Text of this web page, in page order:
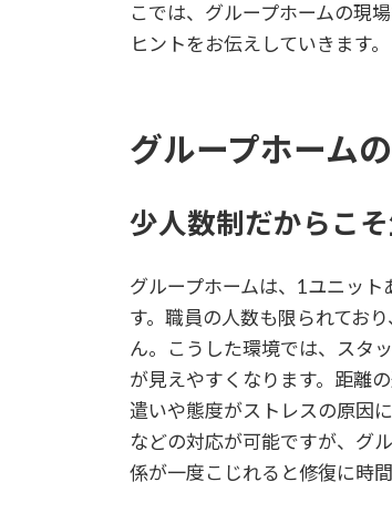
こでは、グループホームの現
ヒントをお伝えしていきます。
グループホーム
少人数制だからこ
グループホームは、1ユニッ
す。職員の人数も限られてお
ん。こうした環境では、スタ
が見えやすくなります。距離
遣いや態度がストレスの原因
などの対応が可能ですが、グ
係が一度こじれると修復に時